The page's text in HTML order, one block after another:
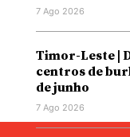
7 Ago 2026
Timor-Leste |
centros de
de junho
7 Ago 2026